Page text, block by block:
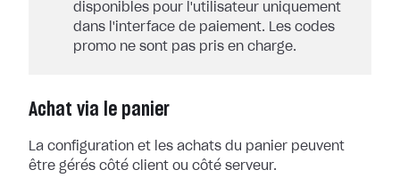
disponibles pour l'utilisateur uniquement
dans l'interface de paiement. Les codes
promo ne sont pas pris en charge.
Achat via le panier
La configuration et les achats du panier peuvent
être gérés côté client ou côté serveur.